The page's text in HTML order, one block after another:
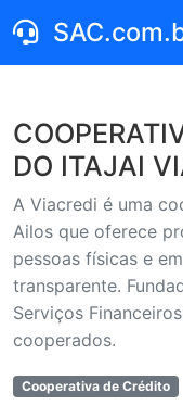
DO ITAJAI
A Viacredi é uma
Ailos que oferece
pessoas físicas e
transparente.
Serviços
cooperados.
Cooperativa de Crédito